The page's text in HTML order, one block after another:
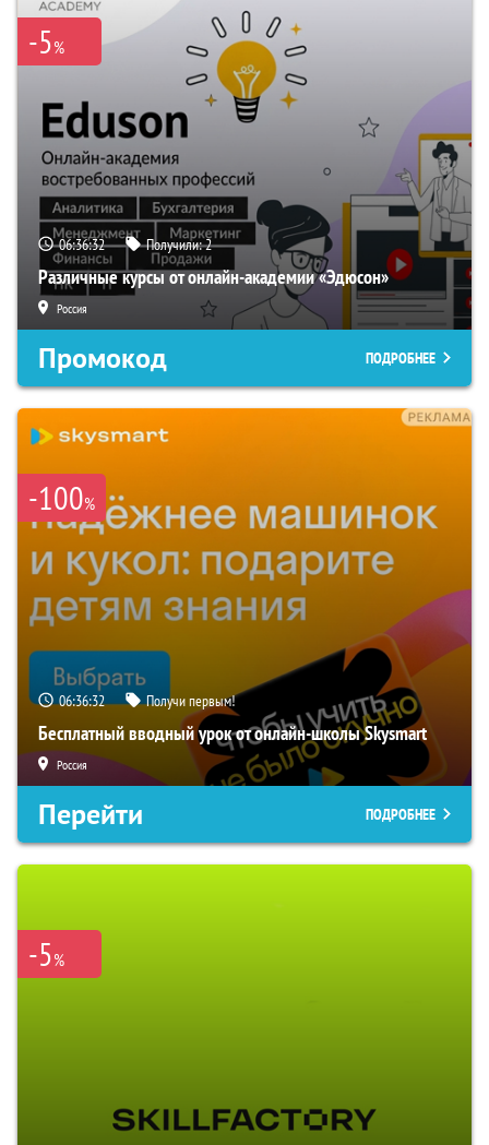
-5%
06:36:31 Получили:2
Различные курсы от онлайн-академии «Эдюсон»
Россия
Промокод ПОДРОБНЕЕ
-100%
06:36:31 Получи первым!
Бесплатный вводный урок от онлайн-школы Skysmart
Россия
Перейти ПОДРОБНЕЕ
-5%